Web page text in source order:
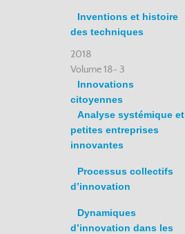
Inventions et histoire
des techniques
2018
Volume 18- 3
Innovations
citoyennes
Analyse systémique et
petites entreprises
innovantes
Processus collectifs
d’innovation
Dynamiques
d’innovation dans les